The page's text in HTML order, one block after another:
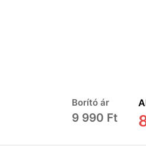
Borító ár
9 990 Ft